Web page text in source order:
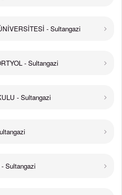
- Sultangazi
- Sultangazi
- Sultangazi
Sultangazi